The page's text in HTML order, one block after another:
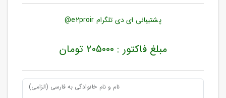
پشتیبانی ای دی تلگرام e2proir@
مبلغ فاکتور : 205000 تومان
نام و نام خانوادگی به فارسی (الزامی)